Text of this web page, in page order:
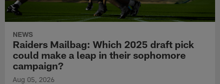
NEWS
Raiders Mailbag: Which 2025 draft pick
could make a leap in their sophomore
campaign?
Aug 05, 2026